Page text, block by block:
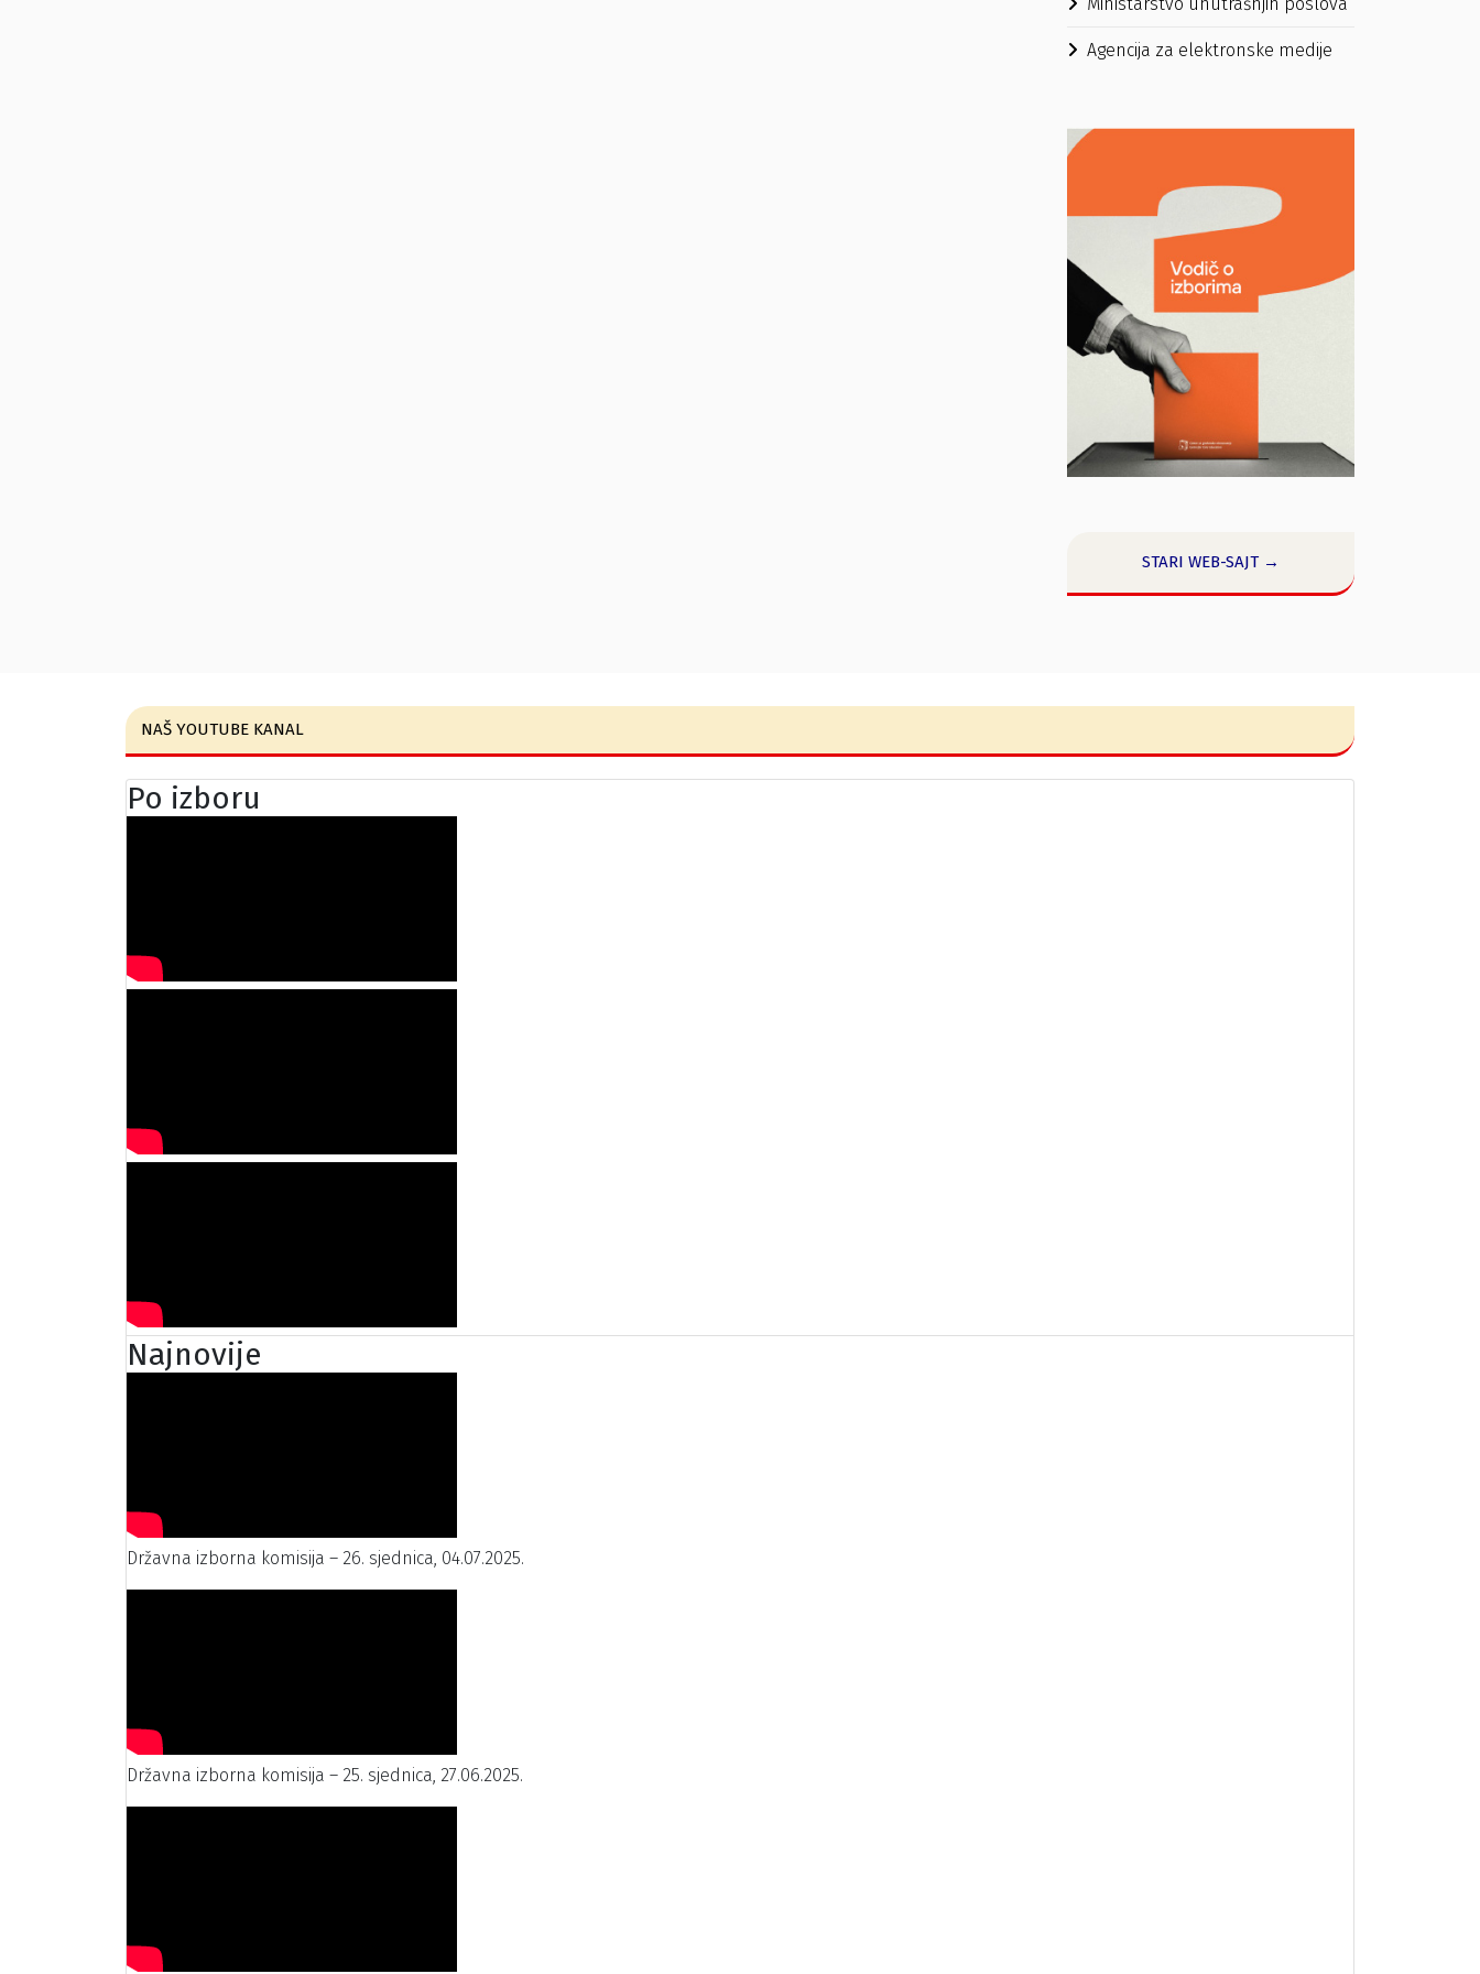
Agencija za elektronske medije
STARI WEB-SAJT →
NAŠ YOUTUBE KANAL
Po izboru
Najnovije
Državna izborna komisija – 26. sjednica, 04.07.2025.
Državna izborna komisija – 25. sjednica, 27.06.2025.